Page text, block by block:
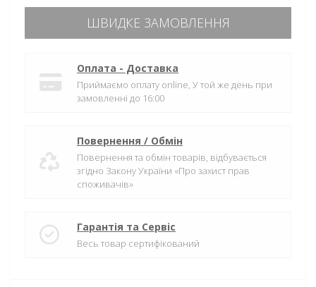
ШВИДКЕ ЗАМОВЛЕННЯ
Оплата - Доставка
Приймаємо оплату online, У той же день при
замовленні до 16:00
Повернення / Обмін
Повернення та обмін товарів, відбувається
згідно Закону України «Про захист прав
споживачів»
Гарантія та Сервіс
Весь товар сертифікований